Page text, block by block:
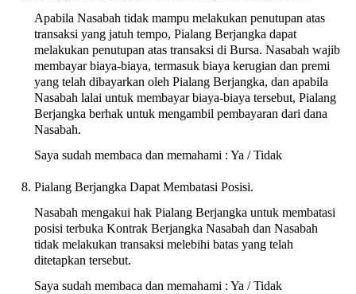
Apabila Nasabah tidak mampu melakukan penutupan atas
transaksi yang jatuh tempo, Pialang Berjangka dapat
melakukan penutupan atas transaksi di Bursa. Nasabah wajib
membayar biaya-biaya, termasuk biaya kerugian dan premi
yang telah dibayarkan oleh Pialang Berjangka, dan apabila
Nasabah lalai untuk membayar biaya-biaya tersebut, Pialang
Berjangka berhak untuk mengambil pembayaran dari dana
Nasabah.
Saya sudah membaca dan memahami : Ya / Tidak
Pialang Berjangka Dapat Membatasi Posisi.
Nasabah mengakui hak Pialang Berjangka untuk membatasi
posisi terbuka Kontrak Berjangka Nasabah dan Nasabah
tidak melakukan transaksi melebihi batas yang telah
ditetapkan tersebut.
Saya sudah membaca dan memahami : Ya / Tidak